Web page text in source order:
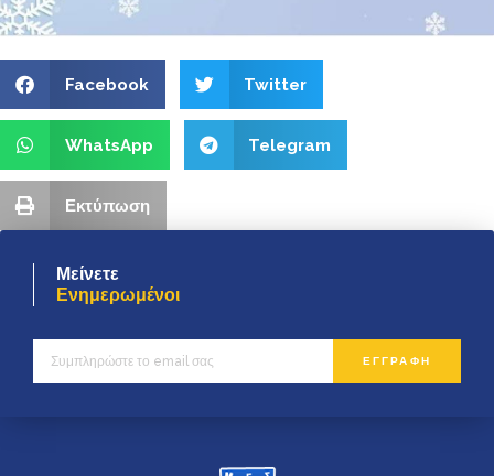
Facebook Twitter
WhatsApp Telegram
Εκτύπωση
Μείνετε
Ενημερωμένοι
ΕΓΓΡΑΦΗ